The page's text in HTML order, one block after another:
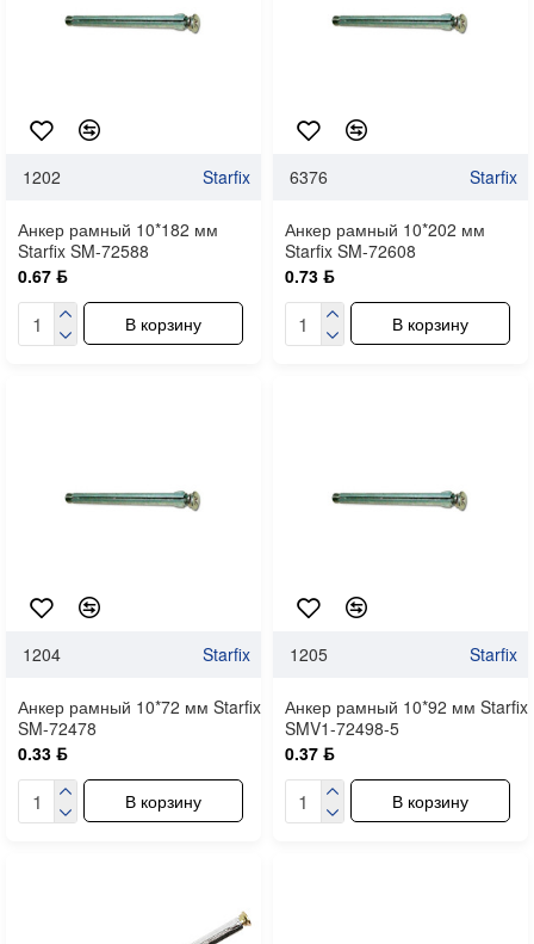
1202 Starfix
Анкер рамный 10*182 мм
Starfix SM-72588
0.67 ƃ
В корзину
6376 Starfix
Анкер рамный 10*202 мм
Starfix SM-72608
0.73 ƃ
В корзину
1204 Starfix
Анкер рамный 10*72 мм Starfix
SM-72478
0.33 ƃ
В корзину
1205 Starfix
Анкер рамный 10*92 мм Starfix
SMV1-72498-5
0.37 ƃ
В корзину